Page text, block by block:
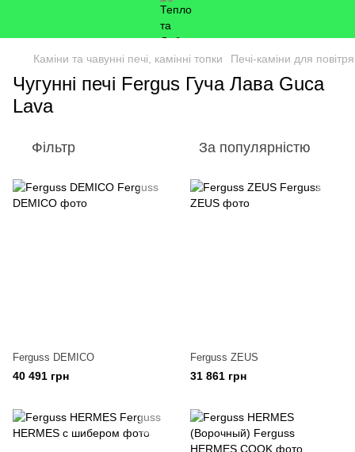
Каміни та чавунні печі, камінні топки Печі-каміни для
Чугунні печі Fergus Гуча Лава Guca
Lava
Фільтр За популярністю
Ferguss DEMICO
40 491 грн
Ferguss ZEUS
31 861 грн